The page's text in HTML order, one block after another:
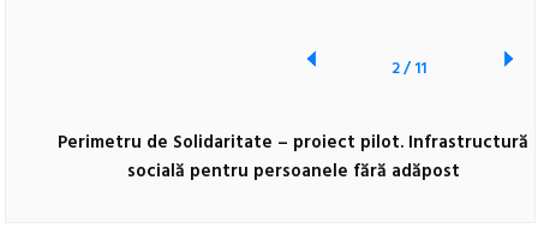
Perimetru de Solidaritate – proiect pilot. Infrastructură
socială pentru persoanele fără adăpost
2/11